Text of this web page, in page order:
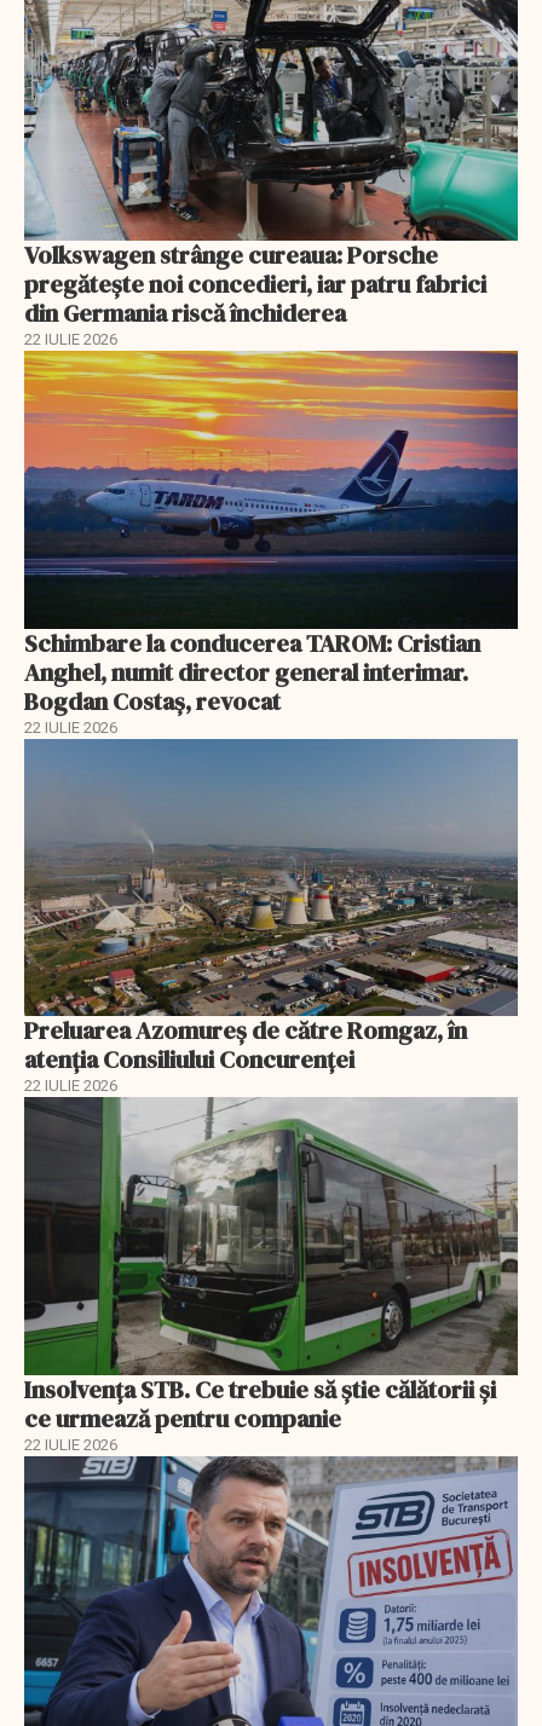
Volkswagen strânge cureaua: Porsche
pregătește noi concedieri, iar patru fabrici
din Germania riscă închiderea
22 IULIE 2026
Schimbare la conducerea TAROM: Cristian
Anghel, numit director general interimar.
Bogdan Costaș, revocat
22 IULIE 2026
Preluarea Azomureş de către Romgaz, în
atenţia Consiliului Concurenţei
22 IULIE 2026
Insolvenţa STB. Ce trebuie să ştie călătorii şi
ce urmează pentru companie
22 IULIE 2026